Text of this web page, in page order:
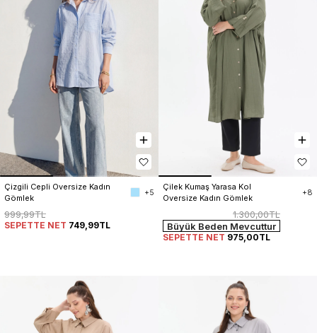
Çizgili Cepli Oversize Kadın
Gömlek
+5
999,99TL
SEPETTE NET 749,99TL
Çilek Kumaş Yarasa Kol
Oversize Kadın Gömlek
+8
1.300,00TL
Büyük Beden Mevcuttur
SEPETTE NET 975,00TL